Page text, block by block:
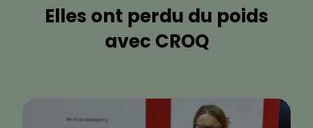
Elles ont perdu du poids
avec CROQ